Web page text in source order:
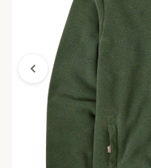
chevron_left